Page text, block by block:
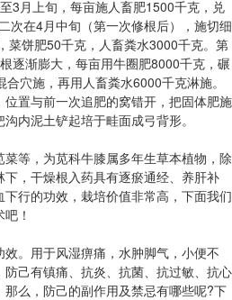
3月上旬，每亩施人畜肥1500千克，兑
次在4月中旬（第一次修根后），施切细
菜饼肥50千克，人畜粪水3000千克。第
逐渐膨大，每亩用牛圈肥8000千克，碾
穴施，再用人畜粪水6000千克淋施。
置与前一次追肥的窝错开，把固体肥施
内泥土铲起培于畦面成弓背形。
等，为苋科牛膝属多年生草本植物，除
，干燥根入药具有逐瘀通经、养肝补
行的功效，栽培价值非常高，下面我们
！
。用于风湿痹痛，水肿脚气，小便不
己有镇痛、抗炎、抗菌、抗过敏、抗心
么，防己的副作用及禁忌有哪些呢?下